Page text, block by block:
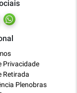
Privacidade
Retirada
Plenobras